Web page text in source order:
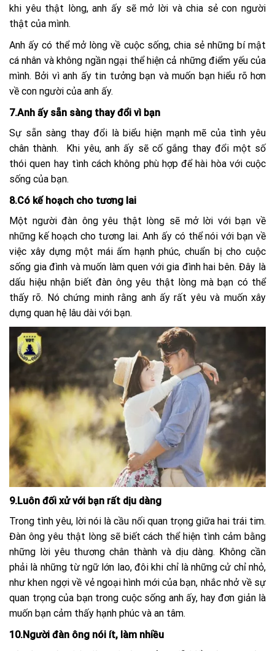
khi yêu thật lòng, anh ấy sẽ mở lời và chia sẻ con người
thật của mình.
Anh ấy có thể mở lòng về cuộc sống, chia sẻ những bí mật
cá nhân và không ngần ngại thể hiện cả những điểm yếu của
mình. Bởi vì anh ấy tin tưởng bạn và muốn bạn hiểu rõ hơn
về con người của anh ấy.
7.Anh ấy sẵn sàng thay đổi vì bạn
Sự sẵn sàng thay đổi là biểu hiện mạnh mẽ của tình yêu
chân thành. Khi yêu, anh ấy sẽ cố gắng thay đổi một số
thói quen hay tình cách không phù hợp để hài hòa với cuộc
sống của bạn.
8.Có kế hoạch cho tương lai
Một người đàn ông yêu thật lòng sẽ mở lời với bạn về
những kế hoạch cho tương lai. Anh ấy có thể nói với bạn về
việc xây dựng một mái ấm hạnh phúc, chuẩn bị cho cuộc
sống gia đình và muốn làm quen với gia đình hai bên. Đây là
dấu hiệu nhận biết đàn ông yêu thật lòng mà bạn có thể
thấy rõ. Nó chứng minh rằng anh ấy rất yêu và muốn xây
dựng quan hệ lâu dài với bạn.
9.Luôn đối xử với bạn rất dịu dàng
Trong tình yêu, lời nói là cầu nối quan trọng giữa hai trái tim.
Đàn ông yêu thật lòng sẽ biết cách thể hiện tình cảm bằng
những lời yêu thương chân thành và dịu dàng. Không cần
phải là những từ ngữ lớn lao, đôi khi chỉ là những cử chỉ nhỏ,
như khen ngợi về vẻ ngoại hình mới của bạn, nhắc nhở về sự
quan trọng của bạn trong cuộc sống anh ấy, hay đơn giản là
muốn bạn cảm thấy hạnh phúc và an tâm.
10.Người đàn ông nói ít, làm nhiều